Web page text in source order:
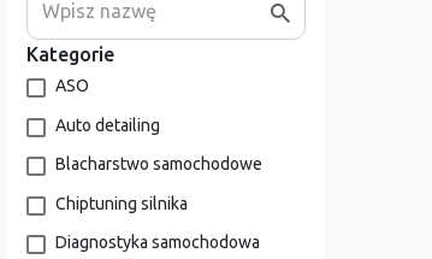
Kategorie
ASO
Auto detailing
Blacharstwo samochodowe
Chiptuning silnika
Diagnostyka samochodowa